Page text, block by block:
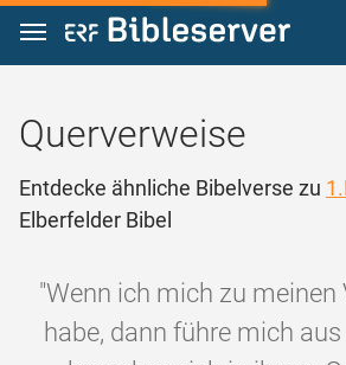
Zum Inhalt springen
Querverweise
Entdecke ähnliche Bibelverse zu
Elberfelder Bibel
"Wenn ich mich zu meinen
habe, dann führe mich